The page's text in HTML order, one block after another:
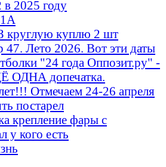
2025 году
куплю 2 шт
47. Лето 2026. Вот эти даты
"24 года Оппозит.ру" -
ОДНА допечатка.
Отмечаем 24-26 апреля
постарел
крепление фары с
у кого есть